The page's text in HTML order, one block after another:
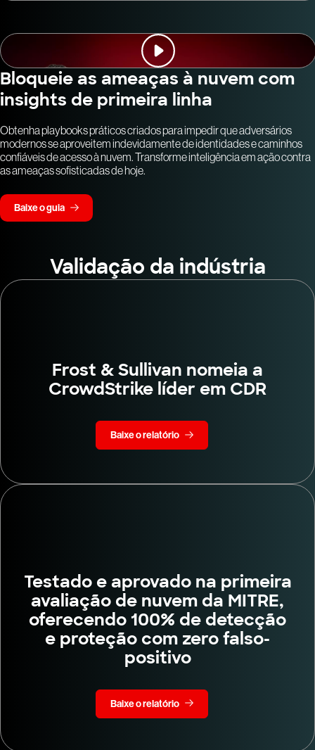
Bloqueie as ameaças à nuvem com
insights de primeira linha
Obtenha playbooks práticos criados para impedir que adversários
modernos se aproveitem indevidamente de identidades e caminhos
confiáveis de acesso à nuvem. Transforme inteligência em ação contra
as ameaças sofisticadas de hoje.
Baixe o guia
Validação da indústria
Frost & Sullivan nomeia a
CrowdStrike líder em CDR
Baixe o relatório
Testado e aprovado na primeira
avaliação de nuvem da MITRE,
oferecendo 100% de detecção
e proteção com zero falso-
positivo
Baixe o relatório